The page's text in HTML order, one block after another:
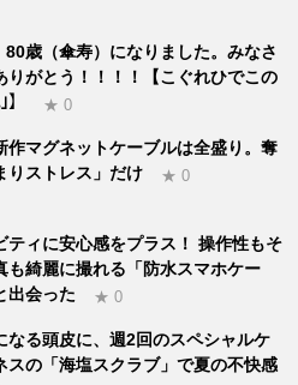
80歳（傘寿）になりました。みなさ
りがとう！！！！【こぐれひでこの
★ 0
作マグネットケーブルは全盛り。奪
りストレス」だけ
★ 0
ティに安心感をプラス！ 操作性もそ
も綺麗に撮れる「防水スマホケー
出会った
★ 0
なる頭皮に、週2回のスペシャルケ
スの「海塩スクラブ」で夏の不快感